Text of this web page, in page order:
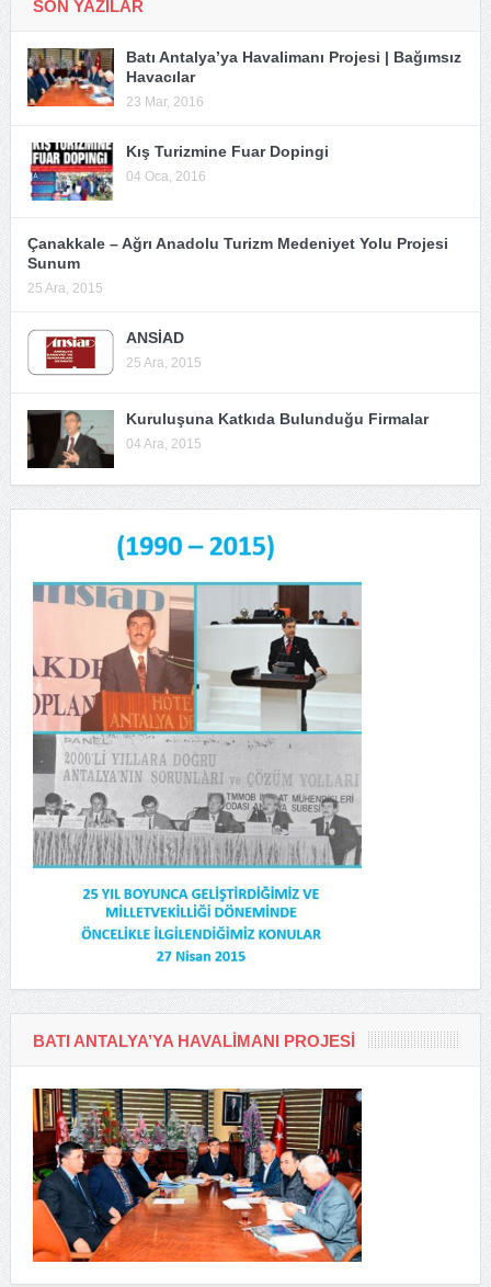
SON YAZILAR
Batı Antalya’ya Havalimanı Projesi | Bağımsız
Havacılar
23 Mar, 2016
Kış Turizmine Fuar Dopingi
04 Oca, 2016
Çanakkale – Ağrı Anadolu Turizm Medeniyet Yolu Projesi
Sunum
25 Ara, 2015
ANSİAD
25 Ara, 2015
Kuruluşuna Katkıda Bulunduğu Firmalar
04 Ara, 2015
BATI ANTALYA’YA HAVALIMANI PROJESI